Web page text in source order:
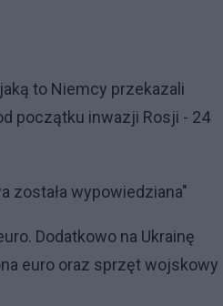
to Niemcy przekazali
początku inwazji Rosji - 24
została wypowiedziana"
Dodatkowo na Ukrainę
euro oraz sprzęt wojskowy